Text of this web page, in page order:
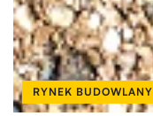
RYNEK BUDOWLANY